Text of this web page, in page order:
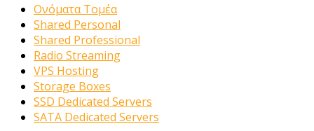
Ονόματα Τομέα
Shared Personal
Shared Professional
Radio Streaming
VPS Hosting
Storage Boxes
SSD Dedicated Servers
SATA Dedicated Servers